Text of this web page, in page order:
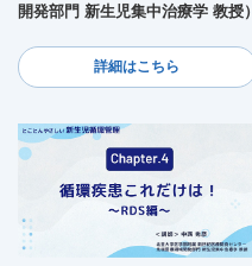
開発部門 新生児集中治療学 教授）
詳細はこちら